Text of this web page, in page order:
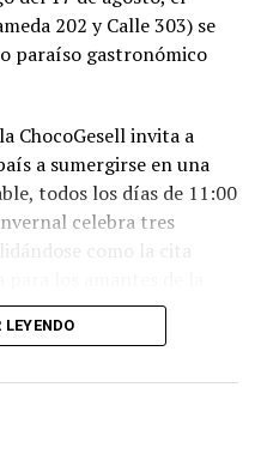
202 y Calle 303) se
paraíso gastronómico
ChocoGesell invita a
a sumergirse en una
todos los días de 11:00
celebra tres
como la cita
y la tradición
en un solo lugar
este año al talento de los
chocolateros y